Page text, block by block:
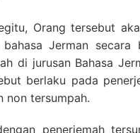
Orang tersebut
Jerman
di jurusan Bahasa
berlaku pada
non tersumpah.
penerjemah